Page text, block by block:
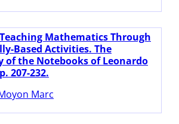
Teaching Mathematics Through
Based Activities. The
of the Notebooks of Leonardo
207-232.
Marc